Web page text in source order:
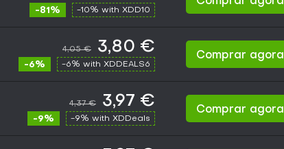
-81% -10% with XDD10
4,05 € 3,80 €
-6% -6% with XDDEALS6
Comprar agora
4,37 € 3,97 €
-9% -9% with XDDeals
Comprar agora